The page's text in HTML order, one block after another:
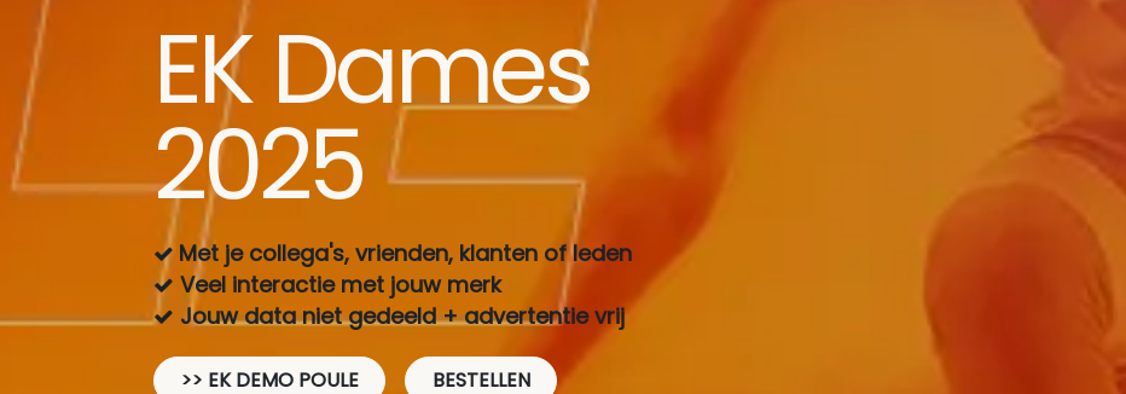
EK Dames
2025
Met je collega's, vrienden, klanten of leden
Veel interactie met jouw merk
Jouw data niet gedeeld + advertentie vrij
​>> EK DEMO POULE BESTELLEN